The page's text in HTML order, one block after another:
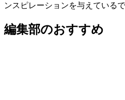
ンスピレーションを与えているで
編集部のおすすめ